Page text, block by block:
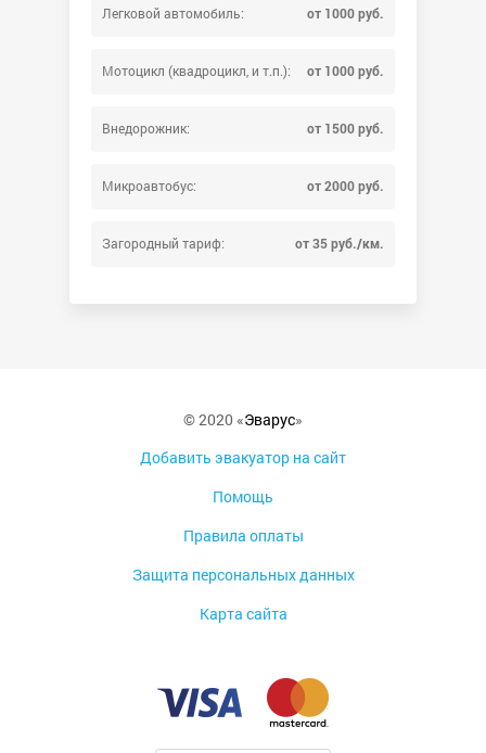
Легковой автомобиль: от 1000 руб.
Мотоцикл (квадроцикл, и т.п.): от 1000 руб.
Внедорожник: от 1500 руб.
Микроавтобус: от 2000 руб.
Загородный тариф: от 35 руб./км.
© 2020 «Эварус»
Добавить эвакуатор на сайт
Помощь
Правила оплаты
Защита персональных данных
Карта сайта